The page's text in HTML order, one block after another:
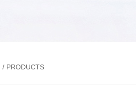
/ PRODUCTS